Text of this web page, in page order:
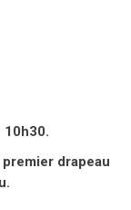
10h30.
drapeau